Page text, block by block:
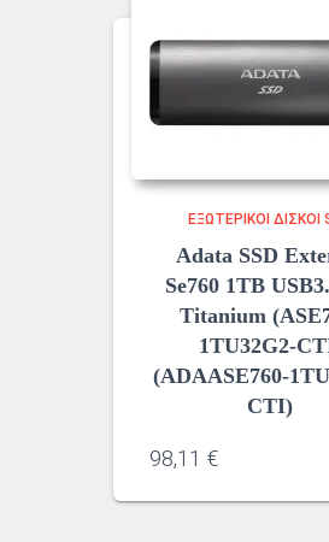
ΕΞΩΤΕΡΙΚΟΊ ΔΊΣΚΟΙ
Adata SSD
Se760 1TB
Titanium
1TU32G2-
(ADAASE760-
CTI)
98,11 €